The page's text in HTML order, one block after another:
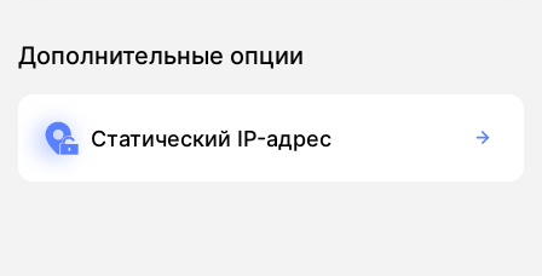
Дополнительные опции
Статический IP-адрес